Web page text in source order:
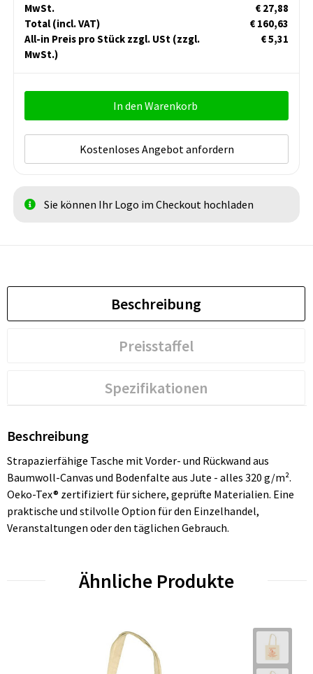
MwSt.
€ 27,88
Total (incl. VAT)
€ 160,63
All-in Preis pro Stück zzgl. USt (zzgl.
MwSt.)
€ 5,31
In den Warenkorb
Kostenloses Angebot anfordern
Sie können Ihr Logo im Checkout hochladen
Beschreibung
Preisstaffel
Spezifikationen
Beschreibung
Strapazierfähige Tasche mit Vorder- und Rückwand aus
Baumwoll-Canvas und Bodenfalte aus Jute - alles 320 g/m².
Oeko-Tex® zertifiziert für sichere, geprüfte Materialien. Eine
praktische und stilvolle Option für den Einzelhandel,
Veranstaltungen oder den täglichen Gebrauch.
Ähnliche Produkte